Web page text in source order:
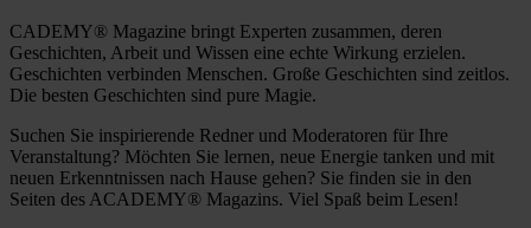
CADEMY® Magazine bringt Experten zusammen, deren
Geschichten, Arbeit und Wissen eine echte Wirkung erzielen.
Geschichten verbinden Menschen. Große Geschichten sind zeitlos.
Die besten Geschichten sind pure Magie.
Suchen Sie inspirierende Redner und Moderatoren für Ihre
Veranstaltung? Möchten Sie lernen, neue Energie tanken und mit
neuen Erkenntnissen nach Hause gehen? Sie finden sie in den
Seiten des ACADEMY® Magazins. Viel Spaß beim Lesen!